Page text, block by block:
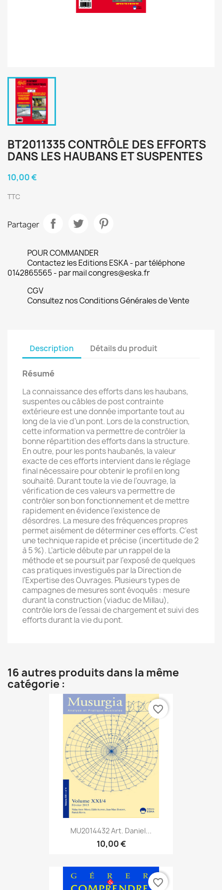
BT2011335 CONTRÔLE DES EFFORTS
DANS LES HAUBANS ET SUSPENTES
10,00 €
TTC
Partager
POUR COMMANDER
Contactez les Editions ESKA - par téléphone
0142865565 - par mail congres@eska.fr
CGV
Consultez nos Conditions Générales de Vente
Description Détails du produit
Résumé
La connaissance des efforts dans les haubans,
suspentes ou câbles de post contrainte
extérieure est une donnée importante tout au
long de la vie d’un pont. Lors de la construction,
cette information va permettre de contrôler la
bonne répartition des efforts dans la structure.
En outre, pour les ponts haubanés, la valeur
exacte de ces efforts intervient dans le réglage
final nécessaire pour obtenir le profil en long
souhaité. Durant toute la vie de l’ouvrage, la
vérification de ces valeurs va permettre de
contrôler son bon fonctionnement et de mettre
rapidement en évidence l’existence de
désordres. La mesure des fréquences propres
permet aisément de déterminer ces efforts. C’est
une technique rapide et précise (incertitude de 2
à 5 %). L’article débute par un rappel de la
méthode et se poursuit par l’exposé de quelques
cas pratiques investigués par la Direction de
l’Expertise des Ouvrages. Plusieurs types de
campagnes de mesures sont évoqués : mesure
durant la construction (viaduc de Millau),
contrôle lors de l’essai de chargement et suivi des
efforts durant la vie du pont.
16 autres produits dans la même
catégorie :
MU2014432 Art. Daniel...
10,00 €
favorite_border
favorite_border